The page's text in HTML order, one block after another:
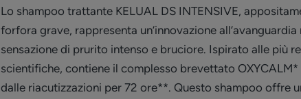
Lo shampoo trattante KELUAL DS INTENSIVE,
forfora grave, rappresenta un’innovazione
sensazione di prurito intenso e bruciore. Ispirato alle più
scientifiche, contiene il complesso brevettato
dalle riacutizzazioni per 72 ore**. Questo shampoo offre